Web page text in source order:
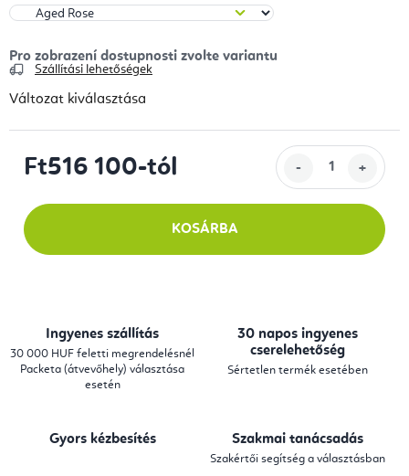
Szállítási lehetőségek
Változat kiválasztása
Ft516 100-tól
KOSÁRBA
Ingyenes szállítás
30 000 HUF feletti megrendelésnél
Packeta (átvevőhely) választása
esetén
30 napos ingyenes
cserelehetőség
Sértetlen termék esetében
Gyors kézbesítés Szakmai tanácsadás
Szakértői segítség a választásban